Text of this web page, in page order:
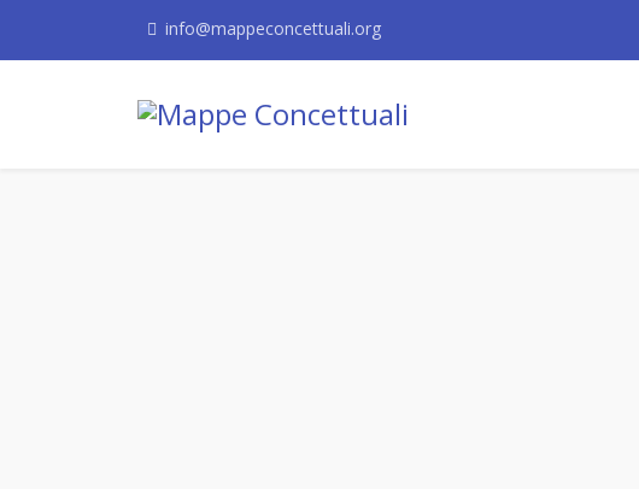
info@mappeconcettuali.org